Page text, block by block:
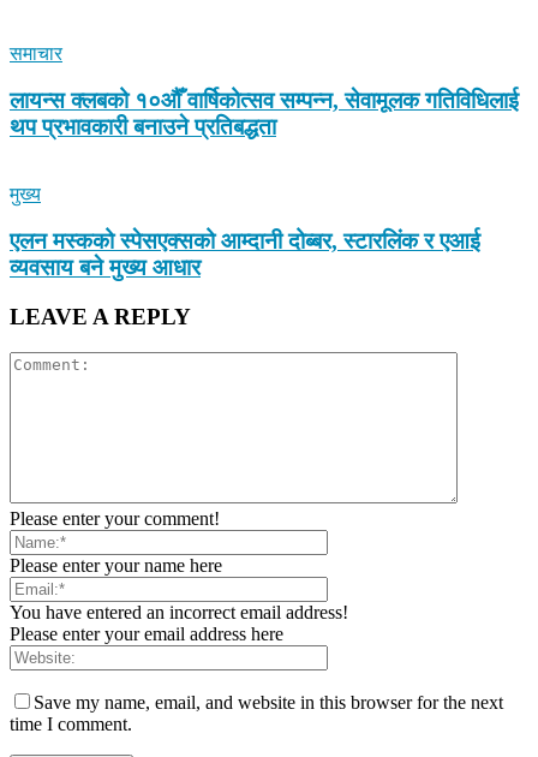
समाचार
लायन्स क्लबको १०औँ वार्षिकोत्सव सम्पन्न, सेवामूलक गतिविधिलाई
थप प्रभावकारी बनाउने प्रतिबद्धता
मुख्य
एलन मस्कको स्पेसएक्सको आम्दानी दोब्बर, स्टारलिंक र एआई
व्यवसाय बने मुख्य आधार
LEAVE A REPLY
Please enter your comment!
Please enter your name here
You have entered an incorrect email address!
Please enter your email address here
Save my name, email, and website in this browser for the next
time I comment.